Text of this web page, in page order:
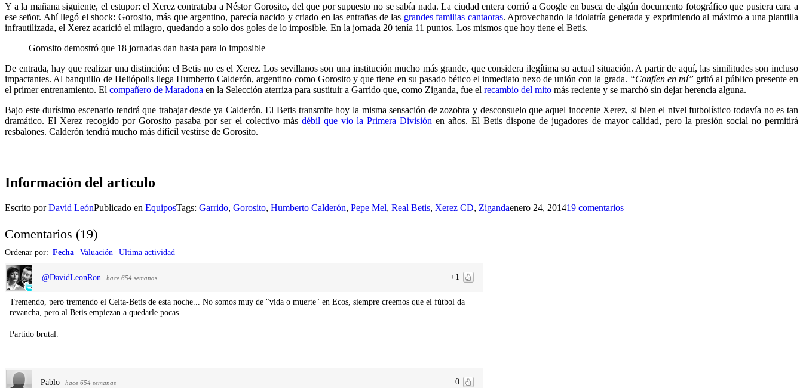
Y a la mañana siguiente, el estupor: el Xerez contrataba a Néstor Gorosito, del que por supuesto no se sabía nada. La ciudad entera corrió a Google en busca de algún documento fotográfico que pusiera cara a
ese señor. Ahí llegó el shock: Gorosito, más que argentino, parecía nacido y criado en las entrañas de las grandes familias cantaoras. Aprovechando la idolatría generada y exprimiendo al máximo a una plantilla
infrautilizada, el Xerez acarició el milagro, quedando a solo dos goles de lo imposible. En la jornada 20 tenía 11 puntos. Los mismos que hoy tiene el Betis.
Gorosito demostró que 18 jornadas dan hasta para lo imposible
De entrada, hay que realizar una distinción: el Betis no es el Xerez. Los sevillanos son una institución mucho más grande, que considera ilegítima su actual situación. A partir de aquí, las similitudes son incluso
impactantes. Al banquillo de Heliópolis llega Humberto Calderón, argentino como Gorosito y que tiene en su pasado bético el inmediato nexo de unión con la grada. “Confíen en mí” gritó al público presente en
el primer entrenamiento. El compañero de Maradona en la Selección aterriza para sustituir a Garrido que, como Ziganda, fue el recambio del mito más reciente y se marchó sin dejar herencia alguna.
Bajo este durísimo escenario tendrá que trabajar desde ya Calderón. El Betis transmite hoy la misma sensación de zozobra y desconsuelo que aquel inocente Xerez, si bien el nivel futbolístico todavía no es tan
dramático. El Xerez recogido por Gorosito pasaba por ser el colectivo más débil que vio la Primera División en años. El Betis dispone de jugadores de mayor calidad, pero la presión social no permitirá
resbalones. Calderón tendrá mucho más difícil vestirse de Gorosito.
Información del artículo
Escrito porDavid LeónPublicado en EquiposTags: Garrido, Gorosito, Humberto Calderón, Pepe Mel, Real Betis, Xerez CD, Zigandaenero 24, 201419 comentarios
Comentarios (19)
Ordenar por: Fecha Valuación Ultima actividad
+1
@DavidLeonRon · hace 654 semanas
Tremendo, pero tremendo el Celta-Betis de esta noche... No somos muy de "vida o muerte" en Ecos, siempre creemos que el fútbol da
revancha, pero al Betis empiezan a quedarle pocas.
Partido brutal.
0
Pablo · hace 654 semanas